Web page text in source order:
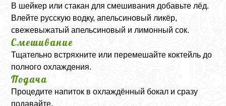
В шейкер или стакан для смешивания добавьте лёд.
Влейте русскую водку, апельсиновый ликёр,
свежевыжатый апельсиновый и лимонный сок.
Смешивание
Тщательно встряхните или перемешайте коктейль до
полного охлаждения.
Подача
Процедите напиток в охлаждённый бокал и сразу
подавайте.